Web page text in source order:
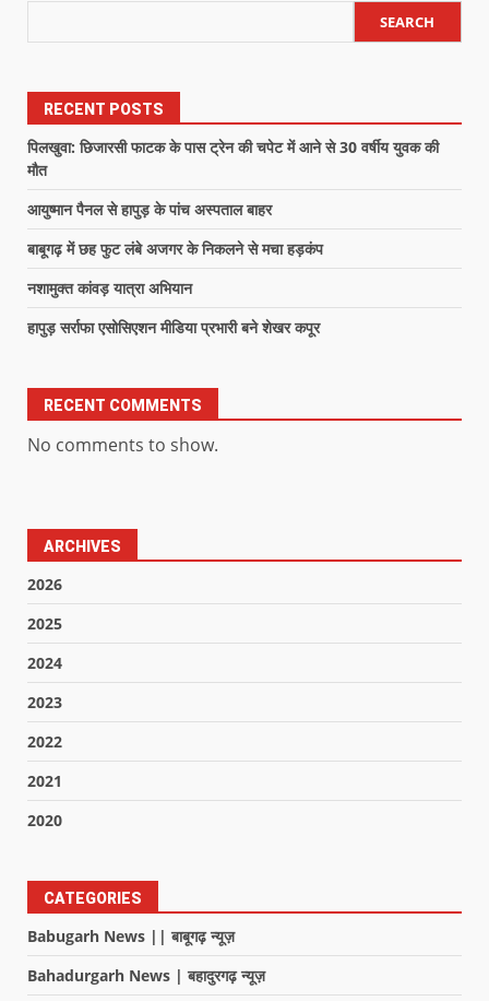
SEARCH
RECENT POSTS
पिलखुवा: छिजारसी फाटक के पास ट्रेन की चपेट में आने से 30 वर्षीय युवक की
मौत
आयुष्मान पैनल से हापुड़ के पांच अस्पताल बाहर
बाबूगढ़ में छह फुट लंबे अजगर के निकलने से मचा हड़कंप
नशामुक्त कांवड़ यात्रा अभियान
हापुड़ सर्राफा एसोसिएशन मीडिया प्रभारी बने शेखर कपूर
RECENT COMMENTS
No comments to show.
ARCHIVES
2026
2025
2024
2023
2022
2021
2020
CATEGORIES
Babugarh News || बाबूगढ़ न्यूज़
Bahadurgarh News | बहादुरगढ़ न्यूज़